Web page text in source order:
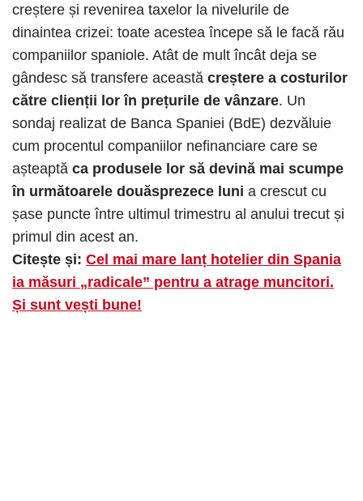
creștere și revenirea taxelor la nivelurile de
dinaintea crizei: toate acestea începe să le facă rău
companiilor spaniole. Atât de mult încât deja se
gândesc să transfere această creștere a costurilor
către clienții lor în prețurile de vânzare. Un
sondaj realizat de Banca Spaniei (BdE) dezvăluie
cum procentul companiilor nefinanciare care se
așteaptă ca produsele lor să devină mai scumpe
în următoarele douăsprezece luni a crescut cu
șase puncte între ultimul trimestru al anului trecut și
primul din acest an.
Citește și: Cel mai mare lanț hotelier din Spania
ia măsuri „radicale” pentru a atrage muncitori.
Și sunt vești bune!